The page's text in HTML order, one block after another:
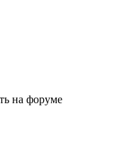
на форуме